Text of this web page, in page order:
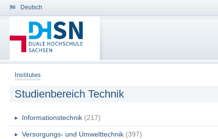
Deutsch
Institutes
Studienbereich Technik
Informationstechnik (217)
Versorgungs- und Umwelttechnik (397)